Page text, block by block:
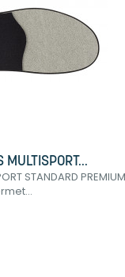
STANDARD PREMIUM